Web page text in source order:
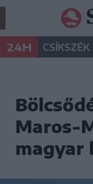
24H CSÍKSZÉK
Maros-
magyar